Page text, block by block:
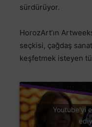
sürdürüyor.
HorozArt’ın
seçkisi, çağdaş
keşfetmek isteyen
Youtube'yi